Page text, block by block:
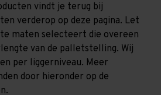
vindt je terug bij
verderop op deze pagina. Let
maten selecteert die overeen
van de palletstelling. Wij
per liggerniveau. Meer
door hieronder op de